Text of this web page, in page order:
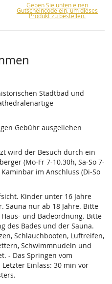
Geben Sie unten einen
Gutscheincode ein, um dieses
Produkt zu bestellen.
Stadtbad und
Gebühr ausgeliehen
wird der Besuch durch ein
(Mo-Fr 7-10.30h, Sa-So 7-
im Anschluss (Di-So
Kinder unter 16 Jahre
Sauna nur ab 18 Jahre. Bitte
und Badeordnung. Bitte
des Bades und der Sauna.
Schlauchbooten, Luftreifen,
Schwimmnudeln und
- Das Springen vom
Einlass: 30 min vor